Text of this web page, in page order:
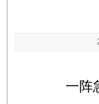
一阵急